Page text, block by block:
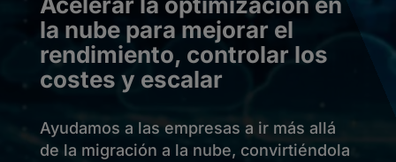
la nube para mejorar el
rendimiento, controlar los
costes y escalar
Ayudamos a las empresas a ir más allá
de la migración a la nube, convirtiéndola